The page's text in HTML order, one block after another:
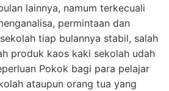
lainnya, namum terkecuali
permintaan dan
tiap bulannya stabil, salah
produk kaos kaki sekolah udah
Pokok bagi para pelajar
ataupun orang tua yang